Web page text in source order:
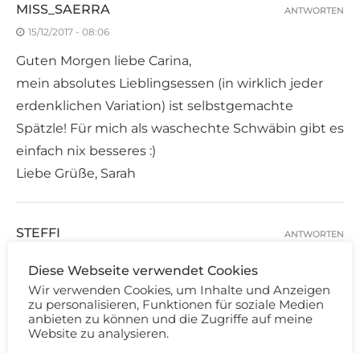
MISS_SAERRA
15/12/2017 - 08:06
Guten Morgen liebe Carina,
mein absolutes Lieblingsessen (in wirklich jeder
erdenklichen Variation) ist selbstgemachte
Spätzle! Für mich als waschechte Schwäbin gibt es
einfach nix besseres :)
Liebe Grüße, Sarah
ANTWORTEN
STEFFI
Guten morgen Carina! Leider bin ich großer
Kohlenhydrate Fan, Kuchen und mehlspeisen sind
großartig! Aber du hast mir dank instagram schon
ANTWORTEN
Diese Webseite verwendet Cookies
Wir verwenden Cookies, um Inhalte und Anzeigen
zu personalisieren, Funktionen für soziale Medien
anbieten zu können und die Zugriffe auf meine
Website zu analysieren.